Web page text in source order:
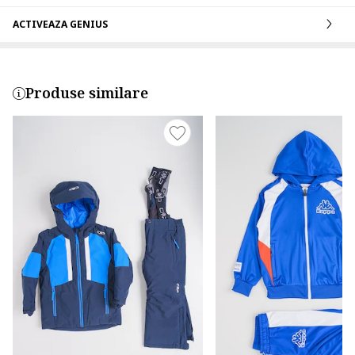
ACTIVEAZA GENIUS
Produse similare